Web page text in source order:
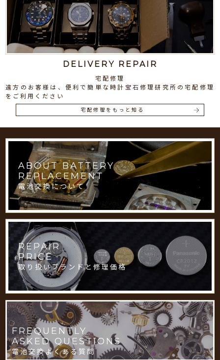
DELIVERY REPAIR
宅配修理
遠方のお客様は、便利で簡単な時計宝石修理研究所の宅配修理
をご利用ください
宅配修理をもっと知る
ABOUT BATTERY
REPLACEMENT
電池交換について
REPAIR
PRICE
取り扱いブランドと修理価格
FREQUENTLY
ASKED QUESTIONS
電池交換よくある質問